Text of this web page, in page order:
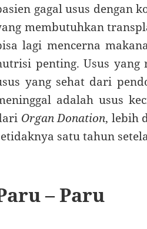
gagal usus dengan
membutuhkan
lagi mencerna
penting. Usus
yang sehat dari
adalah usus
Organ Donation, lebih
satu tahun
– Paru